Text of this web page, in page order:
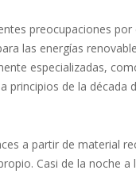
preocupaciones
las energías
especializadas,
principios de la década
a partir de material
Casi de la noche